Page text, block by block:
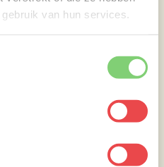
van hun services.
recept? Bekijk de